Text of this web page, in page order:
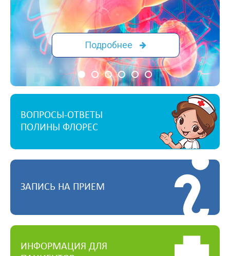
Подробнее
ВОПРОСЫ-ОТВЕТЫ
ПОЛИНЫ ФЛОРЕС
ЗАПИСЬ НА ПРИЕМ
ИНФОРМАЦИЯ ДЛЯ